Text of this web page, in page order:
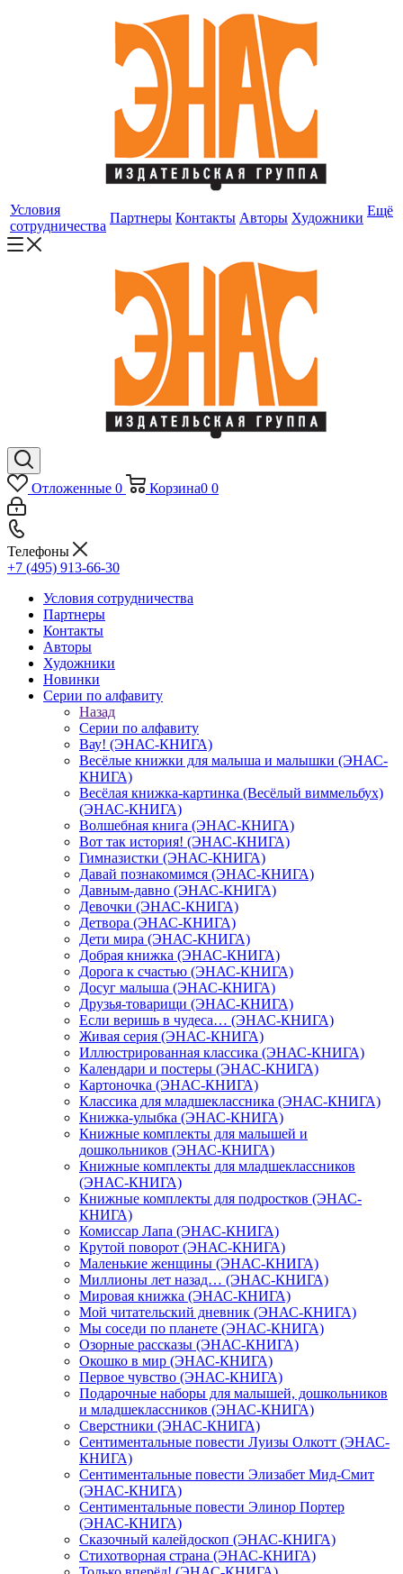
Условия
сотрудничества
Партнеры Контакты Авторы Художники Ещё
Отложенные 0 Корзина0 0
Телефоны
+7 (495) 913-66-30
Условия сотрудничества
Партнеры
Контакты
Авторы
Художники
Новинки
Серии по алфавиту
Назад
Серии по алфавиту
Вау! (ЭНАС-КНИГА)
Весёлые книжки для малыша и малышки (ЭНАС-
КНИГА)
Весёлая книжка-картинка (Весёлый виммельбух)
(ЭНАС-КНИГА)
Волшебная книга (ЭНАС-КНИГА)
Вот так история! (ЭНАС-КНИГА)
Гимназистки (ЭНАС-КНИГА)
Давай познакомимся (ЭНАС-КНИГА)
Давным-давно (ЭНАС-КНИГА)
Девочки (ЭНАС-КНИГА)
Детвора (ЭНАС-КНИГА)
Дети мира (ЭНАС-КНИГА)
Добрая книжка (ЭНАС-КНИГА)
Дорога к счастью (ЭНАС-КНИГА)
Досуг малыша (ЭНАС-КНИГА)
Друзья-товарищи (ЭНАС-КНИГА)
Если веришь в чудеса… (ЭНАС-КНИГА)
Живая серия (ЭНАС-КНИГА)
Иллюстрированная классика (ЭНАС-КНИГА)
Календари и постеры (ЭНАС-КНИГА)
Картоночка (ЭНАС-КНИГА)
Классика для младшеклассника (ЭНАС-КНИГА)
Книжка-улыбка (ЭНАС-КНИГА)
Книжные комплекты для малышей и
дошкольников (ЭНАС-КНИГА)
Книжные комплекты для младшеклассников
(ЭНАС-КНИГА)
Книжные комплекты для подростков (ЭНАС-
КНИГА)
Комиссар Лапа (ЭНАС-КНИГА)
Крутой поворот (ЭНАС-КНИГА)
Маленькие женщины (ЭНАС-КНИГА)
Миллионы лет назад… (ЭНАС-КНИГА)
Мировая книжка (ЭНАС-КНИГА)
Мой читательский дневник (ЭНАС-КНИГА)
Мы соседи по планете (ЭНАС-КНИГА)
Озорные рассказы (ЭНАС-КНИГА)
Окошко в мир (ЭНАС-КНИГА)
Первое чувство (ЭНАС-КНИГА)
Подарочные наборы для малышей, дошкольников
и младшеклассников (ЭНАС-КНИГА)
Сверстники (ЭНАС-КНИГА)
Сентиментальные повести Луизы Олкотт (ЭНАС-
КНИГА)
Сентиментальные повести Элизабет Мид-Смит
(ЭНАС-КНИГА)
Сентиментальные повести Элинор Портер
(ЭНАС-КНИГА)
Сказочный калейдоскоп (ЭНАС-КНИГА)
Стихотворная страна (ЭНАС-КНИГА)